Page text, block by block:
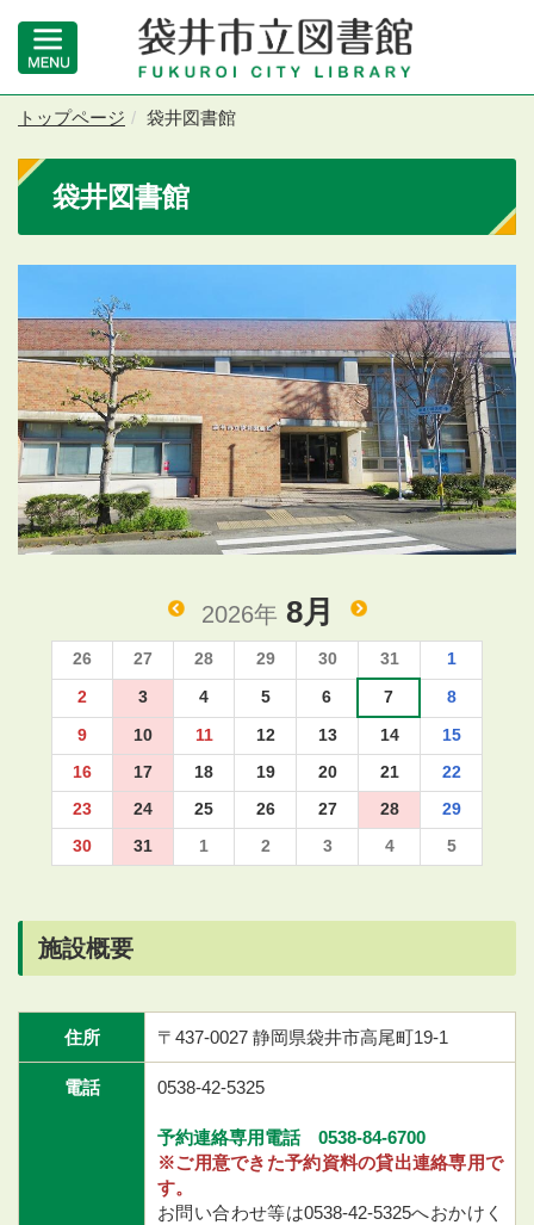
トップページ 袋井図書館
袋井図書館
2026年 8月
26 27 28 29 30 31
1
2
3 4 5 6 7
8
9
10 11 12 13 14
15
16
17 18 19 20 21
22
23
24 25 26 27 28
29
30
31 1 2 3 4 5
施設概要
住所 〒437-0027 静岡県袋井市高尾町19-1
電話 0538-42-5325
予約連絡専用電話 0538-84-6700
※ご用意できた予約資料の貸出連絡専用で
す。
お問い合わせ等は0538-42-5325へおかけく